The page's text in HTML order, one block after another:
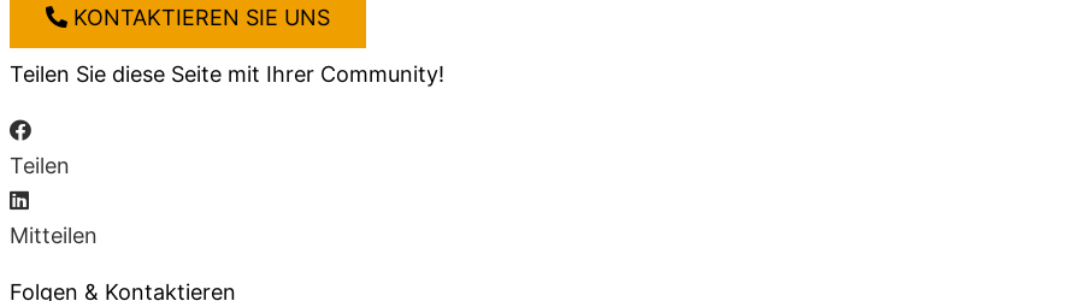
KONTAKTIEREN SIE UNS
Teilen Sie diese Seite mit Ihrer Community!
Teilen
Mitteilen
Folgen & Kontaktieren